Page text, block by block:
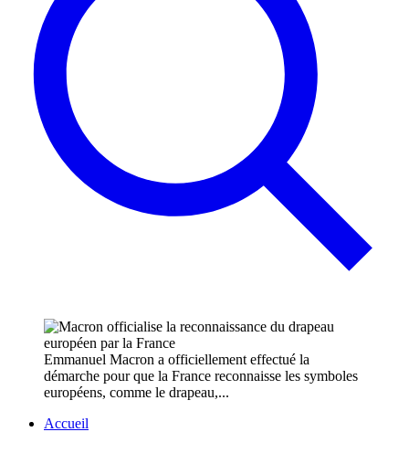
Emmanuel Macron a officiellement effectué la
démarche pour que la France reconnaisse les symboles
européens, comme le drapeau,...
Accueil